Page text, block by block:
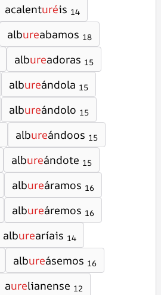
acalenturéis 14
albureabamos 18
albureadoras 15
albureándola 15
albureándolo 15
albureándoos 15
albureándote 15
albureáramos 16
albureáremos 16
alburearíais 14
albureásemos 16
aurelianense 12